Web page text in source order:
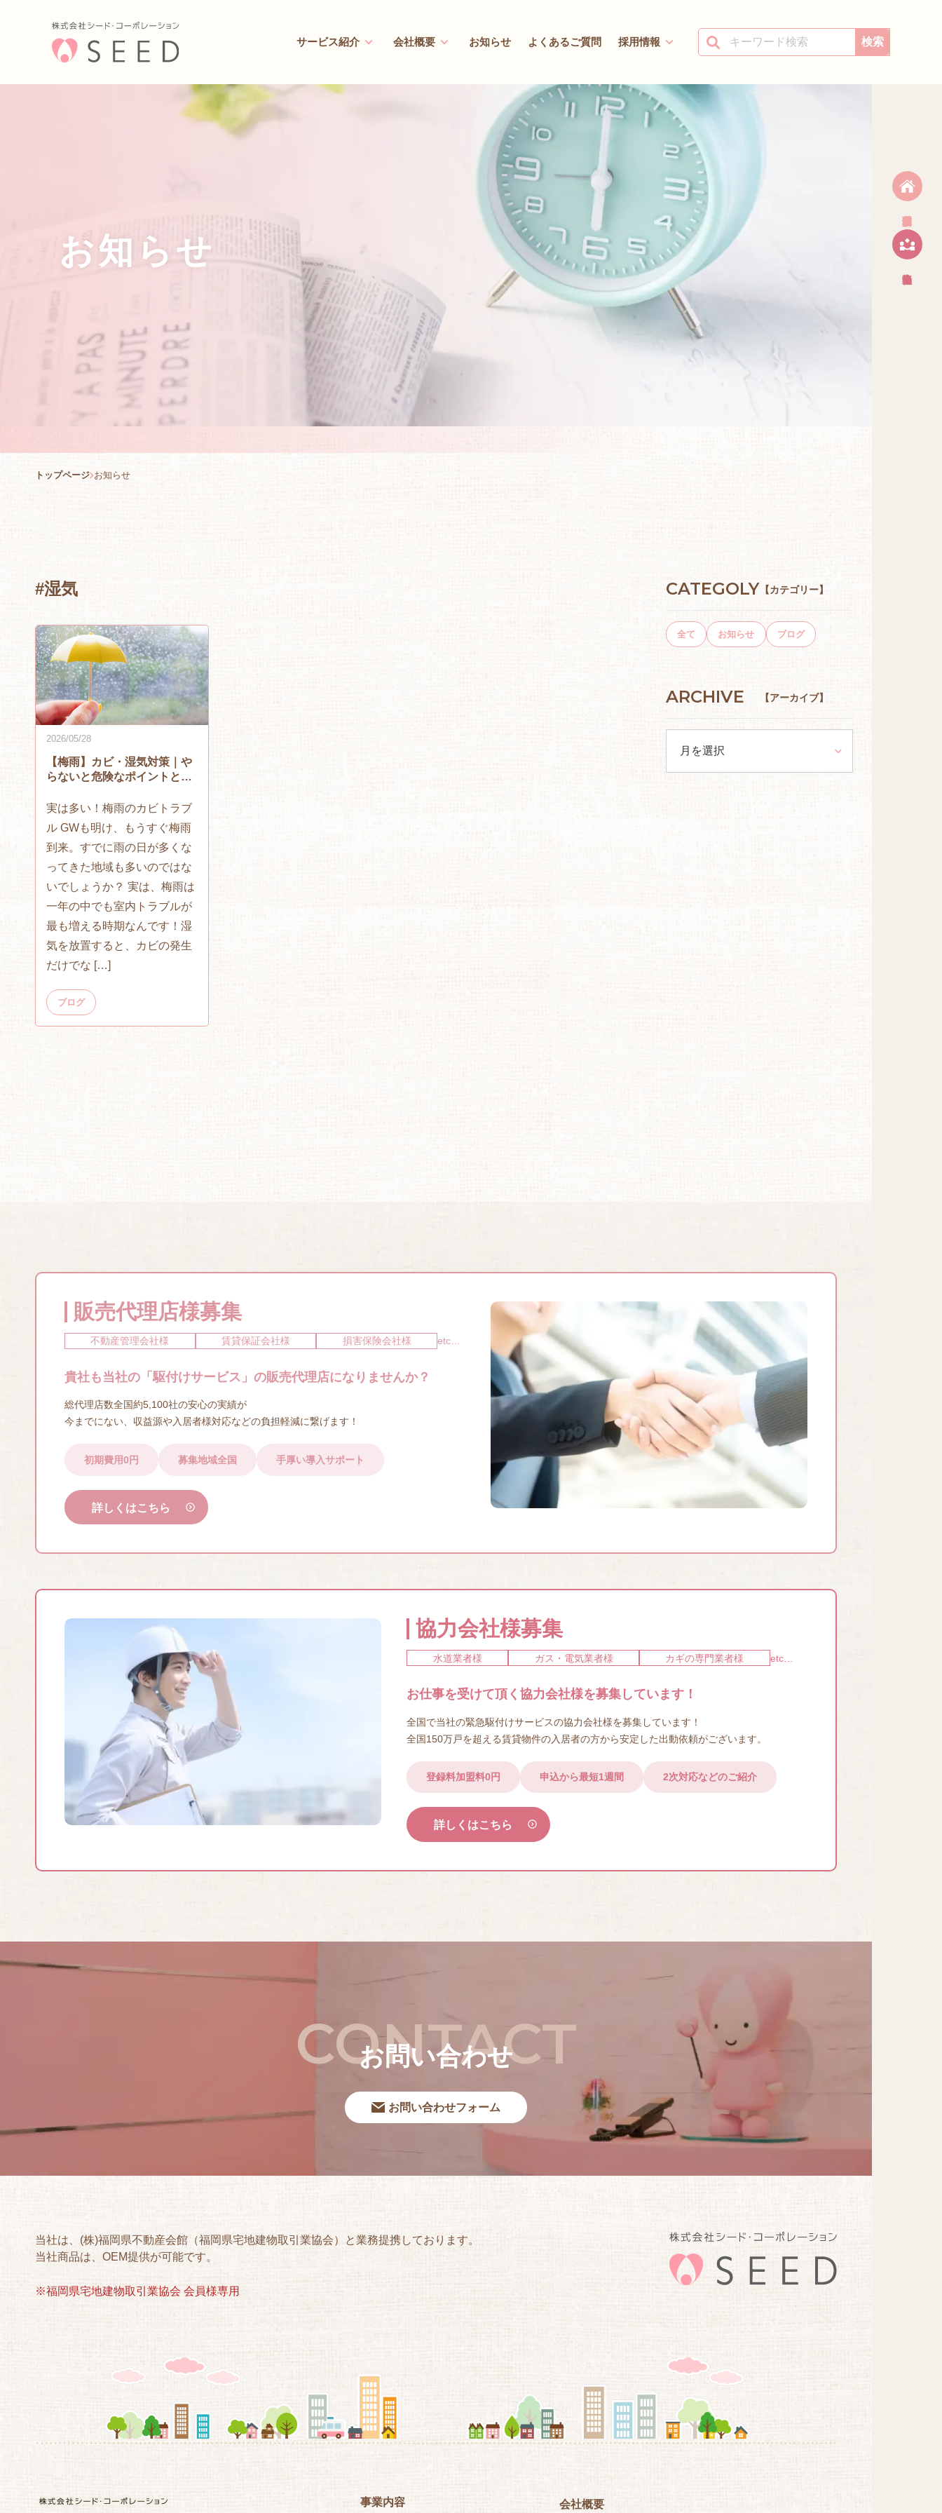
サービス紹介 会社概要 お知らせ よくあるご質問 採用情報 検索
お知らせ
トップページ お知らせ
#湿気
2026/05/28
【梅雨】カビ・湿気対策｜や
らないと危険なポイントと
実は多い！梅雨のカビトラブ
ル GWも明け、もうすぐ梅雨
到来。すでに雨の日が多くな
ってきた地域も多いのではな
いでしょうか？ 実は、梅雨は
一年の中でも室内トラブルが
最も増える時期なんです！湿
気を放置すると、カビの発生
だけでな […]
ブログ
CATEGOLY 【カテゴリー】
全て お知らせ ブログ
ARCHIVE 【アーカイブ】
販売代理店様募集
不動産管理会社様 賃貸保証会社様 損害保険会社様 etc…
貴社も当社の「駆付けサービス」の販売代理店になりませんか？
総代理店数全国約5,100社の安心の実績が
今までにない、収益源や入居者様対応などの負担軽減に繋げます！
初期費用0円 募集地域全国 手厚い導入サポート
詳しくはこちら
協力会社様募集
水道業者様 ガス・電気業者様 カギの専門業者様 etc…
お仕事を受けて頂く協力会社様を募集しています！
全国で当社の緊急駆付けサービスの協力会社様を募集しています！
全国150万戸を超える賃貸物件の入居者の方から安定した出動依頼がございます。
登録料加盟料0円 申込から最短1週間 2次対応などのご紹介
詳しくはこちら
CONTACT
お問い合わせ
お問い合わせフォーム
当社は、(株)福岡県不動産会館（福岡県宅地建物取引業協会）と業務提携しております。
当社商品は、OEM提供が可能です。
※福岡県宅地建物取引業協会 会員様専用
事業内容 会社概要